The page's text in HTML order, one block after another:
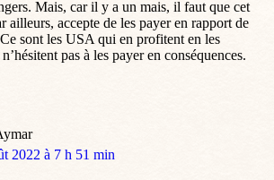
Mais, car il y a un mais, il faut que cet
ailleurs, accepte de les payer en rapport de
sont les USA qui en profitent en les
pas à les payer en conséquences.
2022 à 7 h 51 min